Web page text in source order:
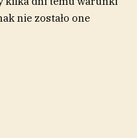
nie zostało one